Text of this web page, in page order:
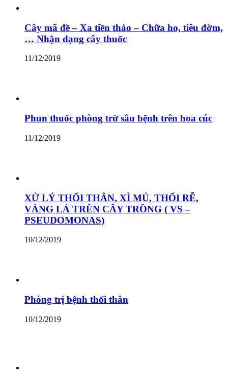
Cây mã đề – Xa tiền thảo – Chữa ho, tiêu đờm,
… Nhận dạng cây thuốc
11/12/2019
Phun thuốc phòng trừ sâu bệnh trên hoa cúc
11/12/2019
XỬ LÝ THỐI THÂN, XÌ MỦ, THỐI RỄ,
VÀNG LÁ TRÊN CÂY TRỒNG ( VS –
PSEUDOMONAS)
10/12/2019
Phòng trị bệnh thối thân
10/12/2019